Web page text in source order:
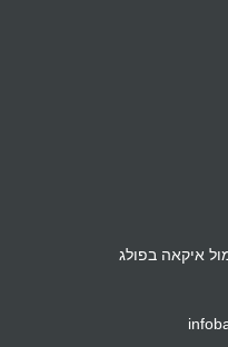
איקאה בפולג